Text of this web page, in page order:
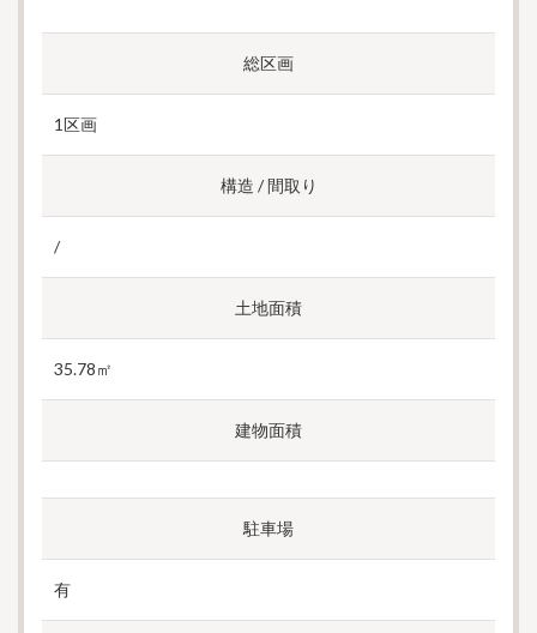
総区画
1区画
構造 / 間取り
/
土地面積
35.78㎡
建物面積
駐車場
有